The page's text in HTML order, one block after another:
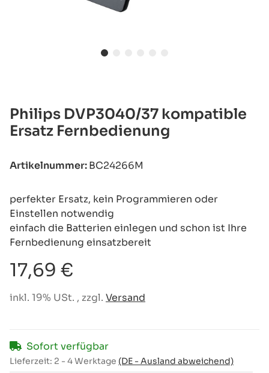
Philips DVP3040/37 kompatible
Ersatz Fernbedienung
Artikelnummer:BC24266M
perfekter Ersatz, kein Programmieren oder
Einstellen notwendig
einfach die Batterien einlegen und schon ist Ihre
Fernbedienung einsatzbereit
17,69 €
inkl. 19% USt. , zzgl. Versand
Sofort verfügbar
Lieferzeit: 2 - 4 Werktage (DE - Ausland abweichend)